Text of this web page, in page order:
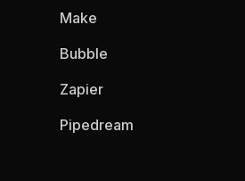
Make
Bubble
Zapier
Pipedream